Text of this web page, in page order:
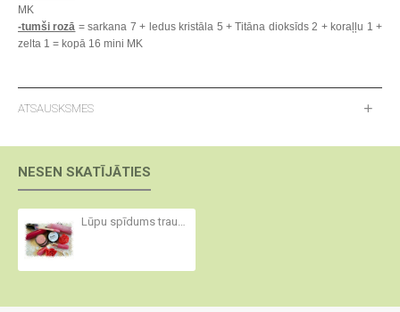
MK
-tumši rozā = sarkana 7 + ledus kristāla 5 + Titāna dioksīds 2 + koraļļu 1 +
zelta 1 = kopā 16 mini MK
ATSAUSKSMES
NESEN SKATĪJĀTIES
Lūpu spīdums trauciņā